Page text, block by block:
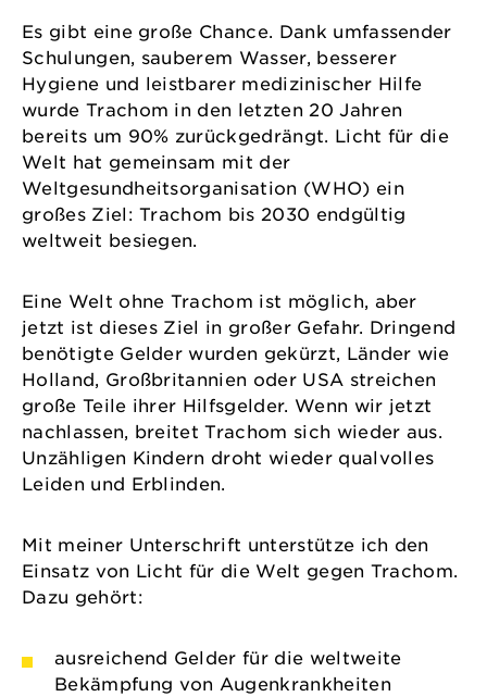
Es gibt eine große Chance. Dank umfassender
Schulungen, sauberem Wasser, besserer
Hygiene und leistbarer medizinischer Hilfe
wurde Trachom in den letzten 20 Jahren
bereits um 90% zurückgedrängt. Licht für die
Welt hat gemeinsam mit der
Weltgesundheitsorganisation (WHO) ein
großes Ziel: Trachom bis 2030 endgültig
weltweit besiegen.
Eine Welt ohne Trachom ist möglich, aber
jetzt ist dieses Ziel in großer Gefahr. Dringend
benötigte Gelder wurden gekürzt, Länder wie
Holland, Großbritannien oder USA streichen
große Teile ihrer Hilfsgelder. Wenn wir jetzt
nachlassen, breitet Trachom sich wieder aus.
Unzähligen Kindern droht wieder qualvolles
Leiden und Erblinden.
Mit meiner Unterschrift unterstütze ich den
Einsatz von Licht für die Welt gegen Trachom.
Dazu gehört:
ausreichend Gelder für die weltweite
Bekämpfung von Augenkrankheiten